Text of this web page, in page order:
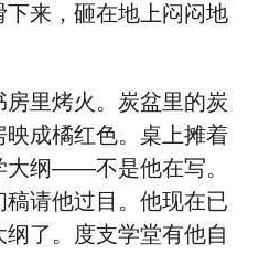
来，砸在地上闷闷地
里烤火。炭盆里的炭
成橘红色。桌上摊着
大纲——不是他在写。
请他过目。他现在已
了。度支学堂有他自